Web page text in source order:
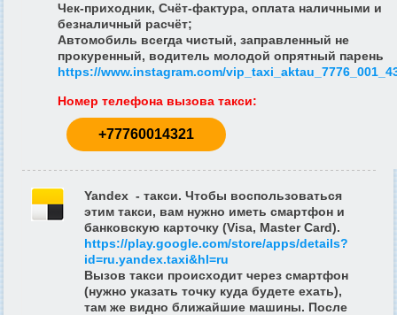
Чек-приходник, Счёт-фактура, оплата наличными и
безналичный расчёт;
Автомобиль всегда чистый, заправленный не
прокуренный, водитель молодой опрятный парень
https://www.instagram.com/
Номер телефона вызова такси:
+77760014321
Yandex - такси. Чтобы воспользоваться
этим такси, вам нужно иметь смартфон и
банковскую карточку (Visa, Master Card).
https://play.google.com/store/apps/details?
id=ru.yandex.taxi&hl=ru
Вызов такси происходит через смартфон
(нужно указать точку куда будете ехать),
там же видно ближайшие машины. После